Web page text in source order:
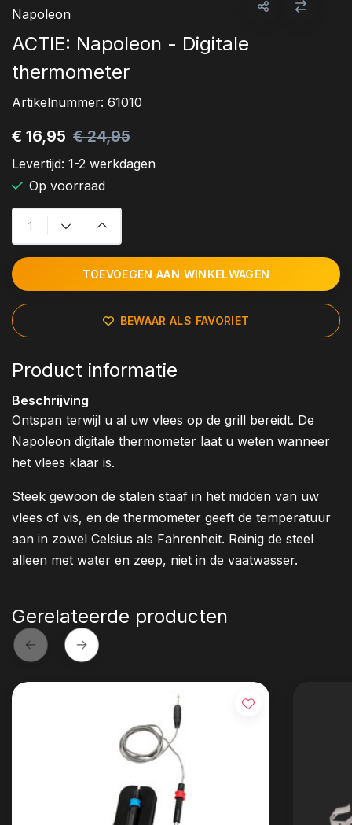
Napoleon
ACTIE: Napoleon - Digitale
thermometer
Artikelnummer: 61010
€ 16,95 € 24,95
Levertijd: 1-2 werkdagen
Op voorraad
TOEVOEGEN AAN WINKELWAGEN
BEWAAR ALS FAVORIET
Product informatie
Beschrijving
Ontspan terwijl u al uw vlees op de grill bereidt. De
Napoleon digitale thermometer laat u weten wanneer
het vlees klaar is.
Steek gewoon de stalen staaf in het midden van uw
vlees of vis, en de thermometer geeft de temperatuur
aan in zowel Celsius als Fahrenheit. Reinig de steel
alleen met water en zeep, niet in de vaatwasser.
Gerelateerde producten